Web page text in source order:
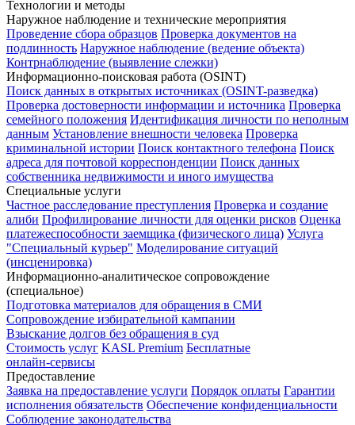
Технологии и методы
Наружное наблюдение и технические мероприятия
Проведение сбора образцов Проверка документов на
подлинность Наружное наблюдение (ведение объекта)
Контрнаблюдение (выявление слежки)
Информационно-поисковая работа (OSINT)
Поиск данных в открытых источниках (OSINT-разведка)
Проверка достоверности информации и источника Проверка
семейного положения Идентификация личности по неполным
данным Установление внешности человека Проверка
криминальной истории Поиск контактного телефона Поиск
адреса для почтовой корреспонденции Поиск данных
собственника недвижимости и иного имущества
Специальные услуги
Частное расследование преступления Проверка и создание
алиби Профилирование личности для оценки рисков Оценка
платежеспособности заемщика (физического лица) Услуга
"Специальный курьер" Моделирование ситуаций
(инсценировка)
Информационно-аналитическое сопровождение
(специальное)
Подготовка материалов для обращения в СМИ
Сопровождение избирательной кампании
Взыскание долгов без обращения в суд
Стоимость услуг KASL Premium Бесплатные
онлайн-сервисы
Предоставление
Заявка на предоставление услуги Порядок оплаты Гарантии
исполнения обязательств Обеспечение конфиденциальности
Соблюдение законодательства